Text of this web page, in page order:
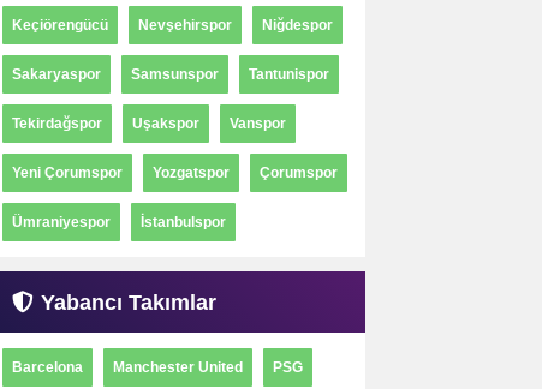
Keçiörengücü Nevşehirspor Niğdespor
Sakaryaspor Samsunspor Tantunispor
Tekirdağspor Uşakspor Vanspor
Yeni Çorumspor Yozgatspor Çorumspor
Ümraniyespor İstanbulspor
Yabancı Takımlar
Barcelona Manchester United PSG